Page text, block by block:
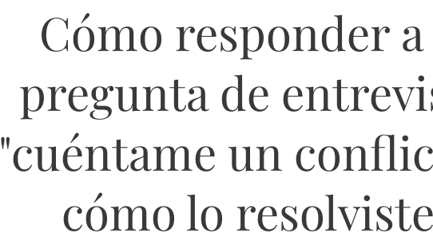
Cómo responder
pregunta de
"cuéntame un
cómo lo